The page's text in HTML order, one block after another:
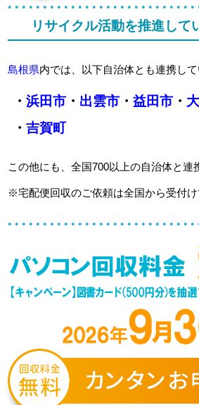
リサイクル活動を推進して
島根県内では、以下自治体とも連携して
・ 浜田市・ 出雲市・ 益田市・
・ 吉賀町
この他にも、全国700以上の自治体と連
※宅配便回収のご依頼は全国から受付け